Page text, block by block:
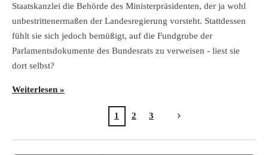
Staatskanzlei die Behörde des Ministerpräsidenten, der ja wohl
unbestrittenermaßen der Landesregierung vorsteht. Stattdessen
fühlt sie sich jedoch bemüßigt, auf die Fundgrube der
Parlamentsdokumente des Bundesrats zu verweisen - liest sie
dort selbst?
Weiterlesen »
1 2 3